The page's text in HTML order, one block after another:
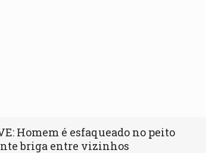
Homem é esfaqueado no peito
briga entre vizinhos